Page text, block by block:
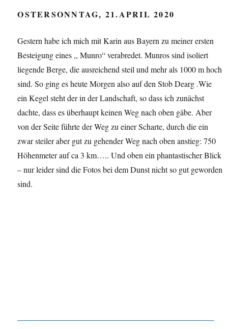
OSTERSONNTAG, 21.APRIL 2020
Gestern habe ich mich mit Karin aus Bayern zu meiner ersten
Besteigung eines ,, Munro“ verabredet. Munros sind isoliert
liegende Berge, die ausreichend steil und mehr als 1000 m hoch
sind. So ging es heute Morgen also auf den Stob Dearg .Wie
ein Kegel steht der in der Landschaft, so dass ich zunächst
dachte, dass es überhaupt keinen Weg nach oben gäbe. Aber
von der Seite führte der Weg zu einer Scharte, durch die ein
zwar steiler aber gut zu gehender Weg nach oben anstieg: 750
Höhenmeter auf ca 3 km….. Und oben ein phantastischer Blick
– nur leider sind die Fotos bei dem Dunst nicht so gut geworden
sind.